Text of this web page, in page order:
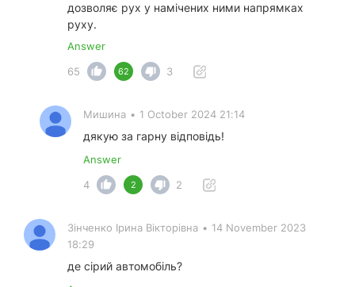
дозволяє рух у намічених ними напрямках
руху.
Answer
65
62 3
Мишина • 1 October 2024 21:14
дякую за гарну відповідь!
Answer
4
2 2
Зінченко Ірина Вікторівна • 14 November 2023
18:29
де сірий автомобіль?